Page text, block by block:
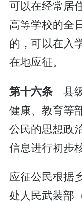
可以在经常居
高等学校的全
的，可以在入
在地应征。
第十六条 县
健康、教育等
公民的思想政
信息进行初步
应征公民根据
处人民武装部